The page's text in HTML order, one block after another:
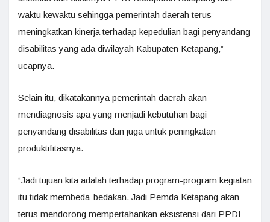
waktu kewaktu sehingga pemerintah daerah terus
meningkatkan kinerja terhadap kepedulian bagi penyandang
disabilitas yang ada diwilayah Kabupaten Ketapang,”
ucapnya.
Selain itu, dikatakannya pemerintah daerah akan
mendiagnosis apa yang menjadi kebutuhan bagi
penyandang disabilitas dan juga untuk peningkatan
produktifitasnya.
“Jadi tujuan kita adalah terhadap program-program kegiatan
itu tidak membeda-bedakan. Jadi Pemda Ketapang akan
terus mendorong mempertahankan eksistensi dari PPDI